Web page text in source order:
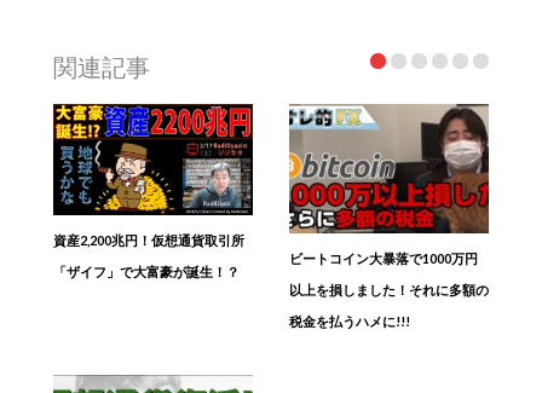
関連記事
資産2,200兆円！仮想通貨取引所
「ザイフ」で大富豪が誕生！？
ビートコイン大暴落で1000万円
以上を損しました！それに多額の
税金を払うハメに!!!